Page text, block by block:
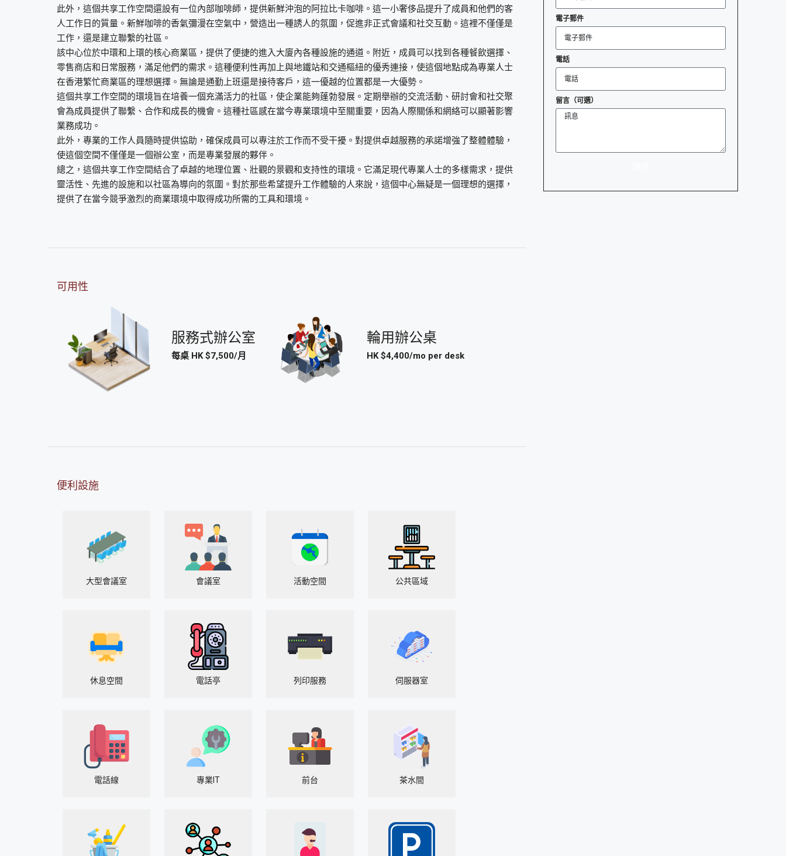
此外，這個共享工作空間還設有一位內部咖啡師，提供新鮮沖泡的阿拉比卡咖啡。這一小奢侈品提升了成員和他們的客
人工作日的質量。新鮮咖啡的香氣彌漫在空氣中，營造出一種誘人的氛圍，促進非正式會議和社交互動。這裡不僅僅是
工作，還是建立聯繫的社區。
該中心位於中環和上環的核心商業區，提供了便捷的進入大廈內各種設施的通道。附近，成員可以找到各種餐飲選擇、
零售商店和日常服務，滿足他們的需求。這種便利性再加上與地鐵站和交通樞紐的優秀連接，使這個地點成為專業人士
在香港繁忙商業區的理想選擇。無論是通勤上班還是接待客戶，這一優越的位置都是一大優勢。
這個共享工作空間的環境旨在培養一個充滿活力的社區，使企業能夠蓬勃發展。定期舉辦的交流活動、研討會和社交聚
會為成員提供了聯繫、合作和成長的機會。這種社區感在當今專業環境中至關重要，因為人際關係和網絡可以顯著影響
業務成功。
此外，專業的工作人員隨時提供協助，確保成員可以專注於工作而不受干擾。對提供卓越服務的承諾增強了整體體驗，
使這個空間不僅僅是一個辦公室，而是專業發展的夥伴。
總之，這個共享工作空間結合了卓越的地理位置、壯觀的景觀和支持性的環境。它滿足現代專業人士的多樣需求，提供
靈活性、先進的設施和以社區為導向的氛圍。對於那些希望提升工作體驗的人來說，這個中心無疑是一個理想的選擇，
提供了在當今競爭激烈的商業環境中取得成功所需的工具和環境。
可用性
服務式辦公室
每桌 HK $7,500/月
輪用辦公桌
HK $4,400/mo per desk
便利設施
大型會議室 會議室 活動空間 公共區域
休息空間 電話亭 列印服務 伺服器室
電話線 專業IT 前台 茶水間
電子郵件
電話
留言（可選）